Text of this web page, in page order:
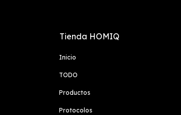
Tienda HOMIQ
Inicio
TODO
Productos
Protocolos